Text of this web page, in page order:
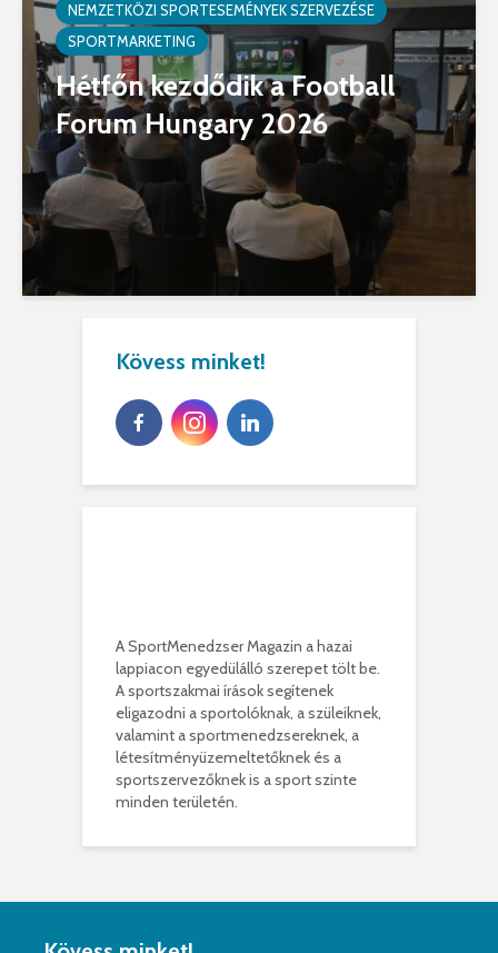
NEMZETKÖZI SPORTESEMÉNYEK SZERVEZÉSE
SPORTMARKETING
Hétfőn kezdődik a Football
Forum Hungary 2026
Kövess minket!
A SportMenedzser Magazin a hazai
lappiacon egyedülálló szerepet tölt be.
A sportszakmai írások segítenek
eligazodni a sportolóknak, a szüleiknek,
valamint a sportmenedzsereknek, a
létesítményüzemeltetőknek és a
sportszervezőknek is a sport szinte
minden területén.